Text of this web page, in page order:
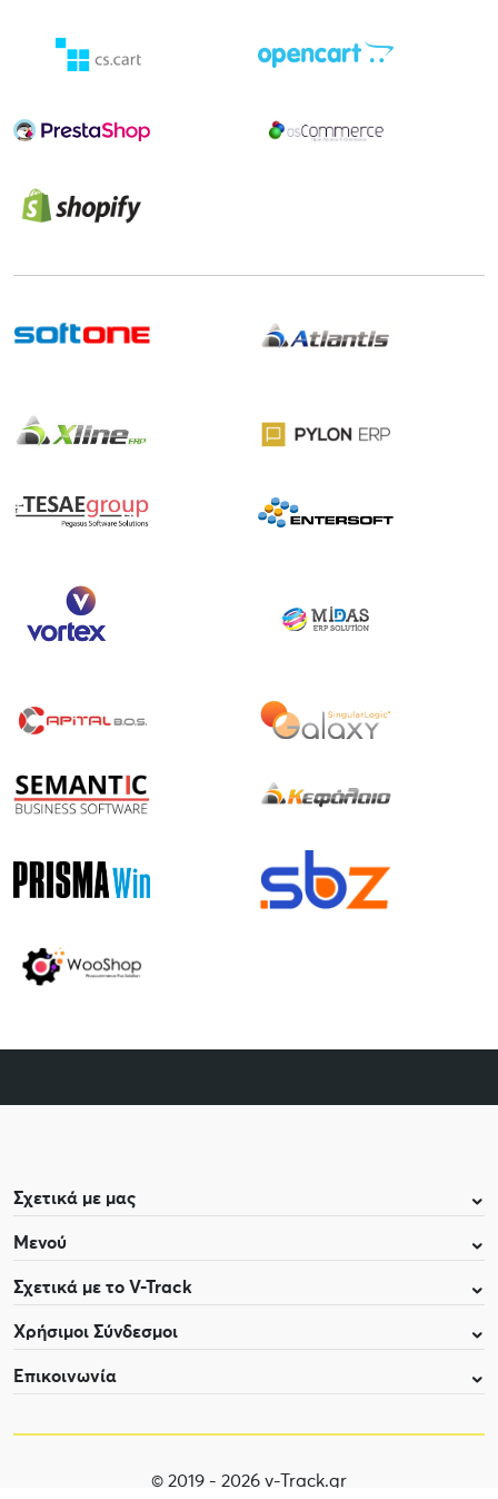
Σχετικά με μας
Μενού
Σχετικά με το V-Track
Χρήσιμοι Σύνδεσμοι
Επικοινωνία
© 2019 - 2026 v-Track.gr